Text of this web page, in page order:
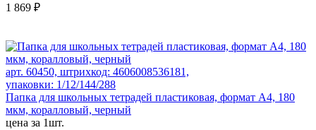
1 869 ₽
арт. 60450, штрихкод: 4606008536181,
упаковки: 1/12/144/288
Папка для школьных тетрадей пластиковая, формат А4, 180
мкм, коралловый, черный
цена за 1шт.